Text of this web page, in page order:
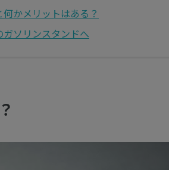
かメリットはある？
ソリンスタンドへ